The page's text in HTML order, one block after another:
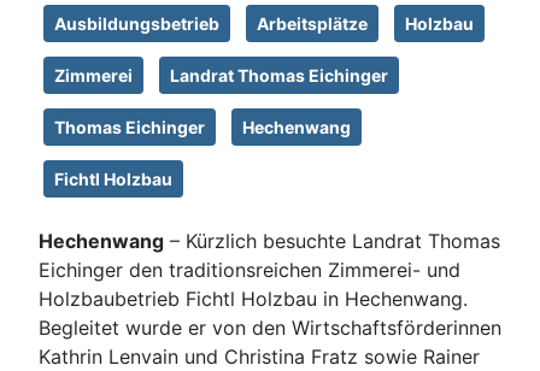
Ausbildungsbetrieb Arbeitsplätze Holzbau
Zimmerei Landrat Thomas Eichinger
Thomas Eichinger Hechenwang
Fichtl Holzbau
Hechenwang – Kürzlich besuchte Landrat Thomas
Eichinger den traditionsreichen Zimmerei- und
Holzbaubetrieb Fichtl Holzbau in Hechenwang.
Begleitet wurde er von den Wirtschaftsförderinnen
Kathrin Lenvain und Christina Fratz sowie Rainer